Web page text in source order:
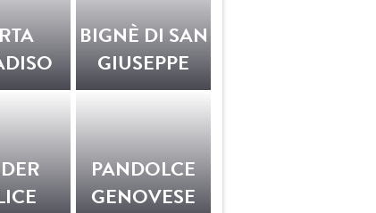
BIGNÈ DI SAN
GIUSEPPE
PANDOLCE
GENOVESE